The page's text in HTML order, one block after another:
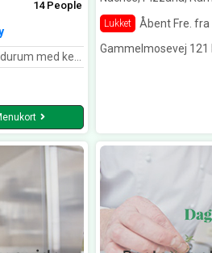
14 People
og frisk kød + salat👏
Lukket
Åbent Fre. fra
Gammelmosevej 121